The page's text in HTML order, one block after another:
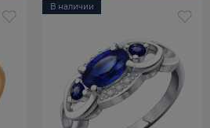
В наличии